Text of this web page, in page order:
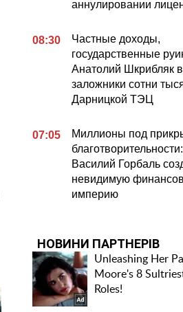
аннулировании
08:30
Частные доходы,
государственные
Анатолий Шкрибляк
заложники сотни
Дарницкой ТЭЦ
07:05
Миллионы под
Василий Горбаль
невидимую
империю